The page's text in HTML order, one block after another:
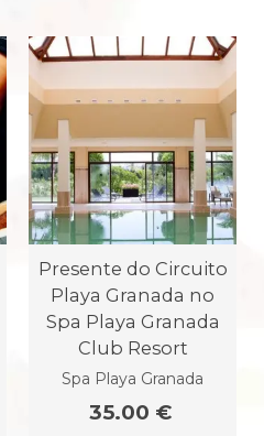
Presente do Circuito
Playa Granada no
Spa Playa Granada
Club Resort
Spa Playa Granada
35.00 €